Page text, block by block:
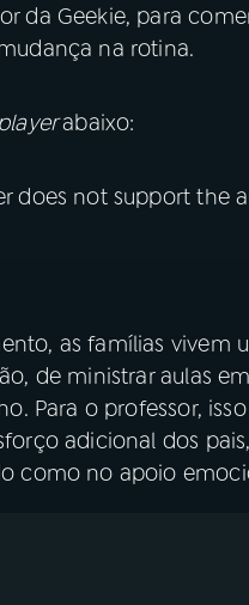
Facebook
da Geekie, para
na rotina.
abaixo:
does not support the
as famílias vivem
de ministrar aulas
Para o professor, isso
adicional dos
como no apoio